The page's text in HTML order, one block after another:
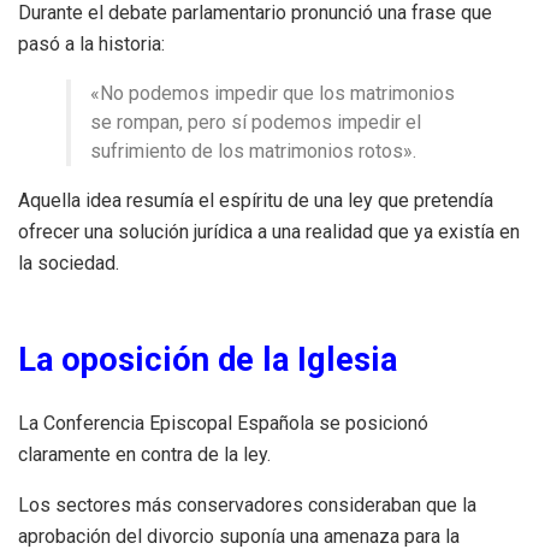
Durante el debate parlamentario pronunció una frase que
pasó a la historia:
«No podemos impedir que los matrimonios
se rompan, pero sí podemos impedir el
sufrimiento de los matrimonios rotos».
Aquella idea resumía el espíritu de una ley que pretendía
ofrecer una solución jurídica a una realidad que ya existía en
la sociedad.
La oposición de la Iglesia
La Conferencia Episcopal Española se posicionó
claramente en contra de la ley.
Los sectores más conservadores consideraban que la
aprobación del divorcio suponía una amenaza para la